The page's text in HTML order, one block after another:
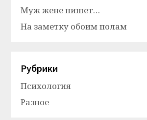
Муж жене пишет…
На заметку обоим полам
Рубрики
Психология
Разное